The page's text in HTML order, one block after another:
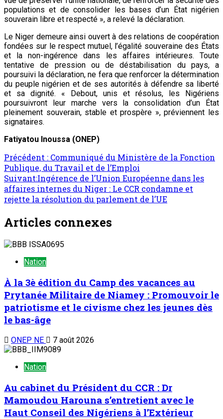
populations et de consolider les bases d’un État nigérien
souverain libre et respecté », a relevé la déclaration.
Le Niger demeure ainsi ouvert à des relations de coopération
fondées sur le respect mutuel, l’égalité souveraine des États
et la non-ingérence dans les affaires intérieures. Toute
tentative de pression ou de déstabilisation du pays, a
poursuivi la déclaration, ne fera que renforcer la détermination
du peuple nigérien et de ses autorités à défendre sa liberté
et sa dignité. « Debout, unis et résolus, les Nigériens
poursuivront leur marche vers la consolidation d’un État
pleinement souverain, stable et prospère », préviennent les
signataires.
Fatiyatou Inoussa (ONEP)
Précédent : Communiqué du Ministère de la Fonction
Publique, du Travail et de l’Emploi
Suivant:Ingérence de l’Union Européenne dans les
affaires internes du Niger : Le CCR condamne et
rejette la résolution du parlement de l’UE
Articles connexes
Nation
À la 3è édition du Camp des vacances au
Prytanée Militaire de Niamey : Promouvoir le
patriotisme et le civisme chez les jeunes dès
le bas-âge
ONEP NE 7 août 2026
Nation
Au cabinet du Président du CCR : Dr
Mamoudou Harouna s’entretient avec le
Haut Conseil des Nigériens à l’Extérieur